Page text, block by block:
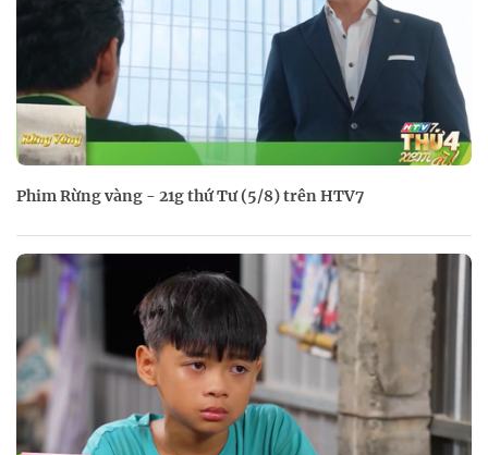
Phim Rừng vàng - 21g thứ Tư (5/8) trên HTV7